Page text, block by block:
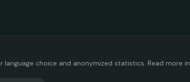
choice and anonymized statistics. Read more in